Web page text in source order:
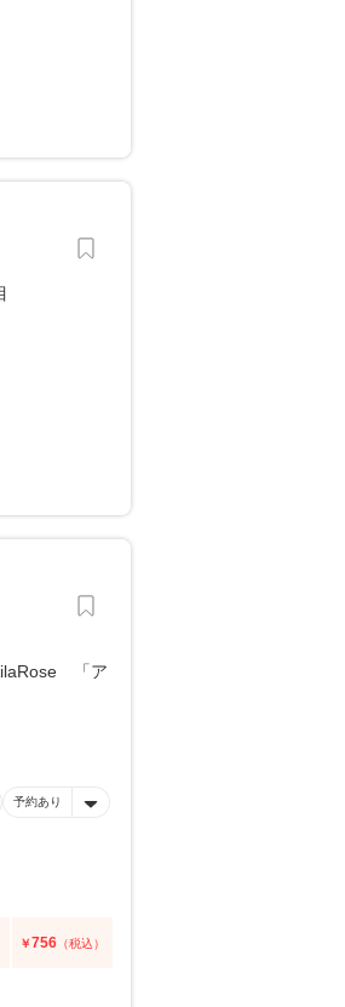
予約あり
￥756 （税込）